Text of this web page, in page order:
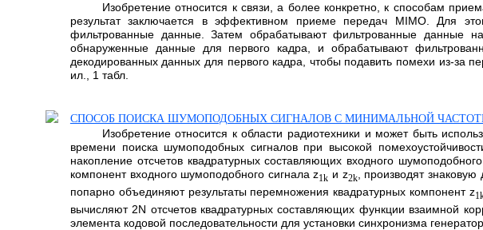
Изобретение относится к связи, а более конкретно, к способам
результат заключается в эффективном приеме передач MIMO. Для
фильтрованные данные. Затем обрабатывают фильтрованные данные
обнаруженные данные для первого кадра, и обрабатывают
декодированных данных для первого кадра, чтобы подавить помехи из-за
ил., 1 табл.
СПОСОБ ПОИСКА ШУМОПОДОБНЫХ СИГНАЛОВ С МИНИМАЛЬНОЙ
Изобретение относится к области радиотехники и может быть
времени поиска шумоподобных сигналов при высокой
накопление отсчетов квадратурных составляющих входного
компонент входного шумоподобного сигнала z1k и z2k, производят
попарно объединяют результаты перемножения квадратурных компонент z
вычисляют 2N отсчетов квадратурных составляющих функции взаимной
элемента кодовой последовательности для установки синхронизма